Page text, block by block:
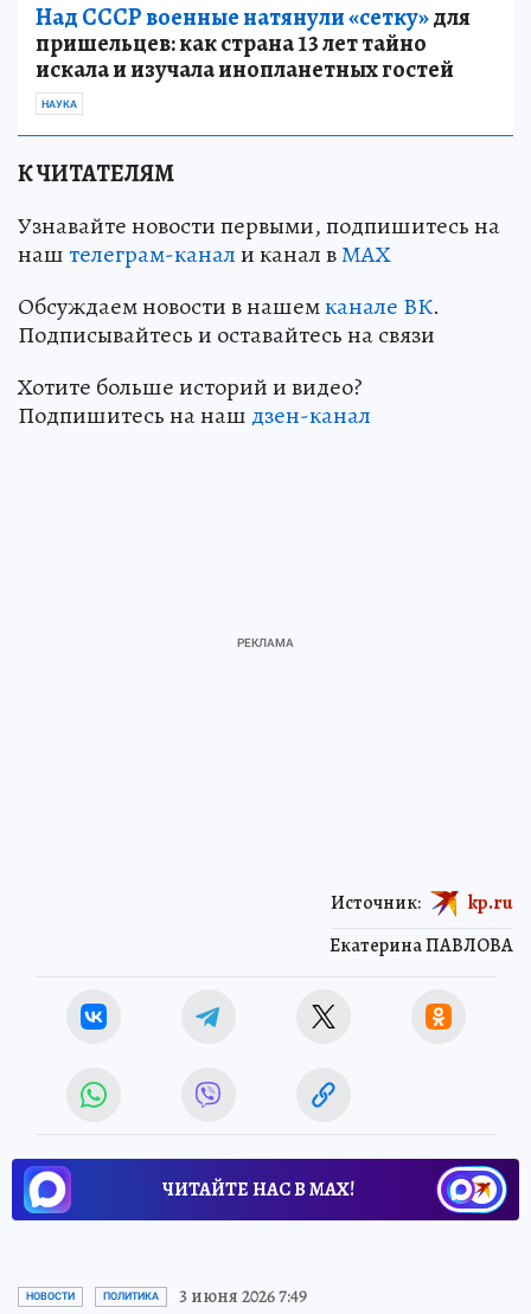
Над СССР военные натянули «сетку»для
пришельцев: как страна 13 лет тайно
искала и изучала инопланетных гостей
НАУКА
К ЧИТАТЕЛЯМ
Узнавайте новости первыми, подпишитесь на
наштелеграм-канали канал вМАХ
Обсуждаем новости в нашемканале ВК.
Подписывайтесь и оставайтесь на связи
Хотите больше историй и видео?
Подпишитесь на наш дзен-канал
Екатерина ПАВЛОВА
Источник: kp.ru
ЧИТАЙТЕ НАС В МАХ!
НОВОСТИ ПОЛИТИКА 3 июня 2026 7:49